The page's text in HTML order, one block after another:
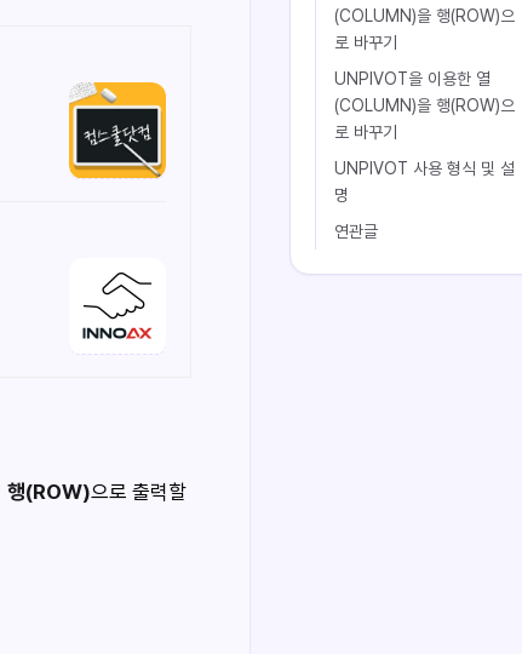
(COLUMN)을 행(ROW)으
로 바꾸기
UNPIVOT을 이용한 열
(COLUMN)을 행(ROW)으
로 바꾸기
UNPIVOT 사용 형식 및 설
명
연관글
행(ROW)으로 출력할